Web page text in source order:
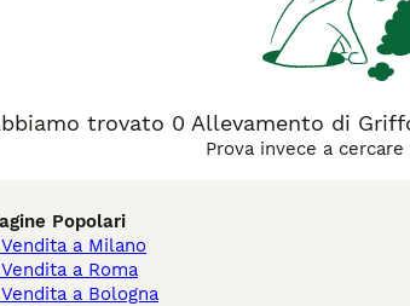
trovato 0 Allevamento di
Prova invece a
Popolari
a Milano
a Roma
a Bologna